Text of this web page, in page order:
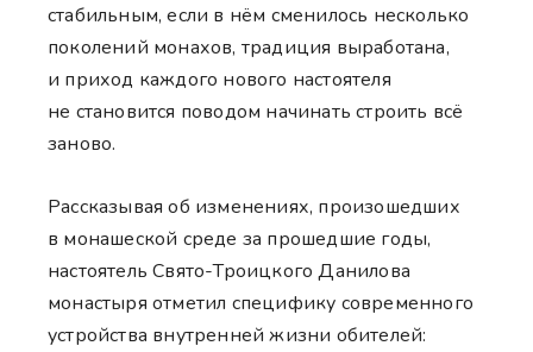
стабильным, если в нём сменилось несколько
поколений монахов, традиция выработана,
и приход каждого нового настоятеля
не становится поводом начинать строить всё
заново.
Рассказывая об изменениях, произошедших
в монашеской среде за прошедшие годы,
настоятель Свято-Троицкого Данилова
монастыря отметил специфику современного
устройства внутренней жизни обителей: